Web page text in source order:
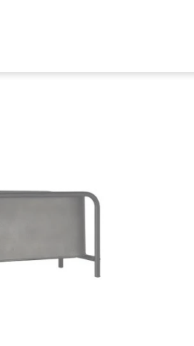
cm antique schwarz